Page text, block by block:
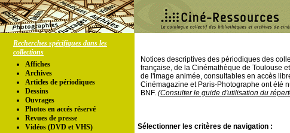
Recherches spécifiques dans les
collections
Affiches
Archives
Articles de périodiques
Dessins
Ouvrages
Photos en accés réservé
Revues de presse
Vidéos (DVD et VHS)
Notices descriptives des périodiques des
française, de la Cinémathèque de Toulouse
de l'image animée, consultables en accès
Cinémagazine et Paris-Photographe ont été
BNF. (Consulter le guide d'utilisation du
Sélectionner les critères de navigation :